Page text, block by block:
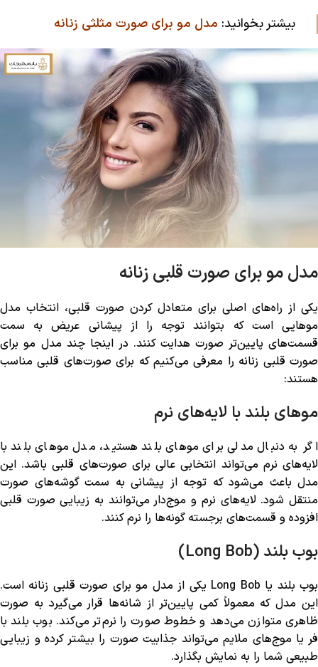
بیشتر بخوانید: مدل مو برای صورت مثلثی زنانه
مدل مو برای صورت قلبی زنانه
یکی از راه‌های اصلی برای متعادل کردن صورت قلبی، انتخاب مدل
موهایی است که بتوانند توجه را از پیشانی عریض به سمت
قسمت‌های پایین‌تر صورت هدایت کنند. در اینجا چند مدل مو برای
صورت قلبی زنانه را معرفی می‌کنیم که برای صورت‌های قلبی مناسب
هستند:
موهای بلند با لایه‌های نرم
اگر به دنبال مدلی برای موهای بلند هستید، مدل موهای بلند با
لایه‌های نرم می‌تواند انتخابی عالی برای صورت‌های قلبی باشد. این
مدل باعث می‌شود که توجه از پیشانی به سمت گوشه‌های صورت
منتقل شود. لایه‌های نرم و موج‌دار می‌توانند به زیبایی صورت قلبی
افزوده و قسمت‌های برجسته گونه‌ها را نرم کنند.
بوب بلند (Long Bob)
بوب بلند یا Long Bob یکی از مدل مو برای صورت قلبی زنانه است.
این مدل که معمولاً کمی پایین‌تر از شانه‌ها قرار می‌گیرد به صورت
ظاهری متوازن می‌دهد و خطوط صورت را نرم‌تر می‌کند. بوب بلند با
فر یا موج‌های ملایم می‌تواند جذابیت صورت را بیشتر کرده و زیبایی
طبیعی شما را به نمایش بگذارد.